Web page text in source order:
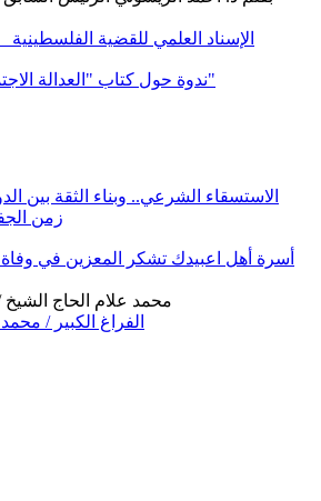
الإسناد العلمي للقضية
ندوة حول كتاب "العدالة الاجتماعية في الإسلام"
الاستسقاء الشرعي.. وبناء الثقة بين
زمن
أسرة أهل اعبيدك تشكر المعزين في وفاة
الفراغ الكبير /